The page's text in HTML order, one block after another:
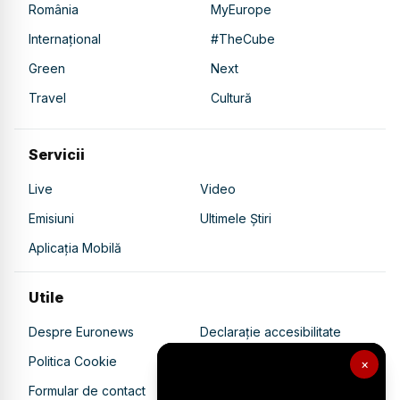
×
România
MyEurope
Internațional
#TheCube
Green
Next
Travel
Cultură
Servicii
Live
Video
Emisiuni
Ultimele Știri
Aplicația Mobilă
Utile
Despre Euronews
Declarație accesibilitate
Politica Cookie
Politica de confidențialitate
Formular de contact